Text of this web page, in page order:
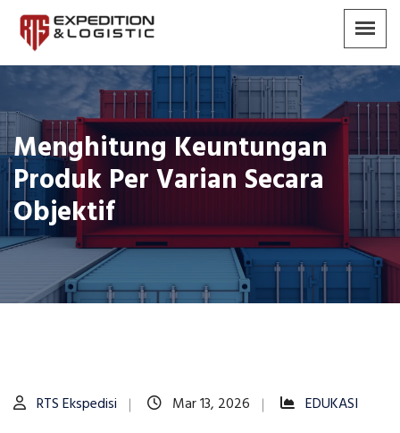
Menghitung Keuntungan
Produk Per Varian Secara
Objektif
RTS Ekspedisi Mar 13, 2026
EDUKASI